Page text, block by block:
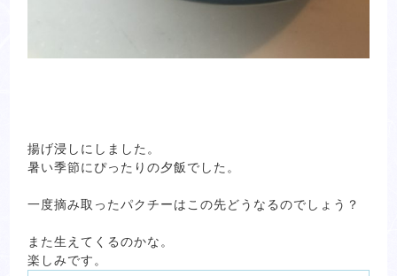
揚げ浸しにしました。
暑い季節にぴったりの夕飯でした。
一度摘み取ったパクチーはこの先どうなるのでしょう？
また生えてくるのかな。
楽しみです。